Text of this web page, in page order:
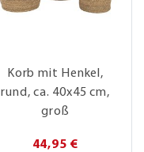
Korb mit Henkel,
rund, ca. 40x45 cm,
groß
44,95 €